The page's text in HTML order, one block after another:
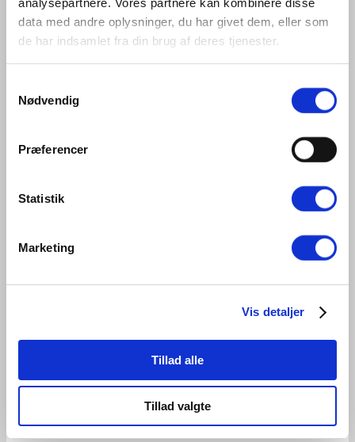
analysepartnere. Vores partnere kan kombinere disse
data med andre oplysninger, du har givet dem, eller som
de har indsamlet fra din brug af deres tjenester.
Nødvendig
Præferencer
Statistik
Marketing
Vis detaljer
Tillad alle
Tillad valgte
9,50kr. Inkl. moms